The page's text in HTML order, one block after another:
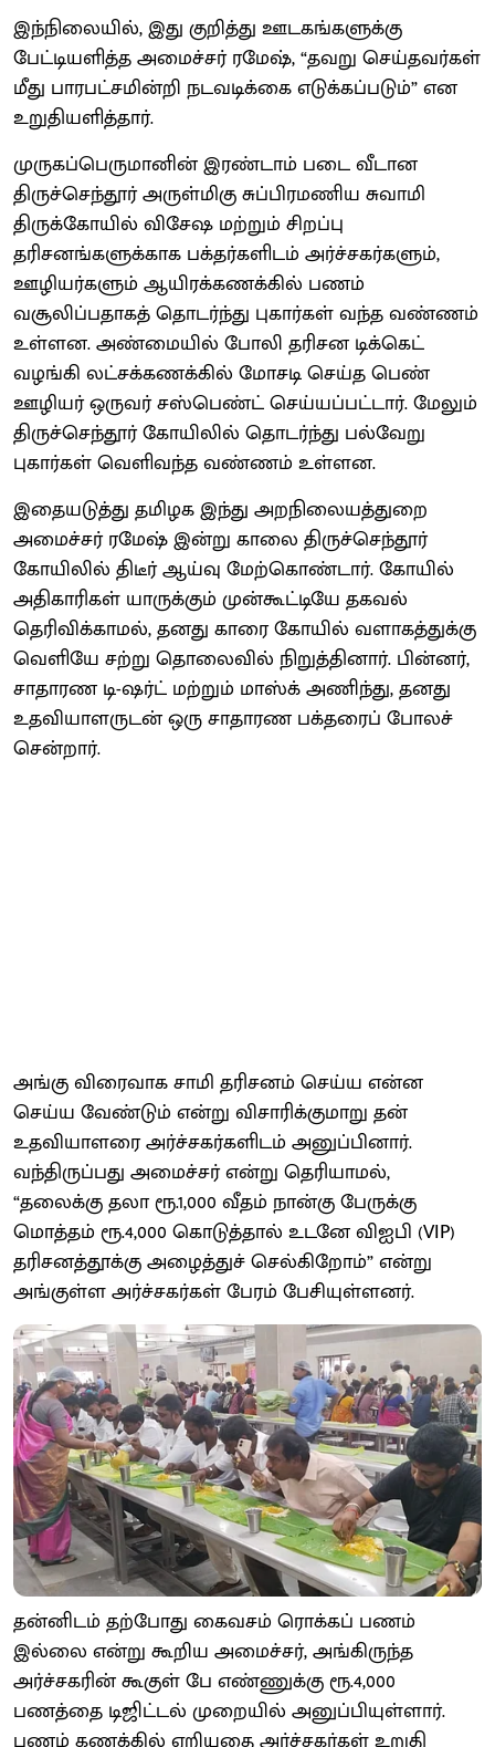
இந்நிலையில், இது குறித்து ஊடகங்களுக்கு
பேட்டியளித்த அமைச்சர் ரமேஷ், “தவறு செய்தவர்கள்
மீது பாரபட்சமின்றி நடவடிக்கை எடுக்கப்படும்” என
உறுதியளித்தார்.
முருகப்பெருமானின் இரண்டாம் படை வீடான
திருச்செந்தூர் அருள்மிகு சுப்பிரமணிய சுவாமி
திருக்கோயில் விசேஷ மற்றும் சிறப்பு
தரிசனங்களுக்காக பக்தர்களிடம் அர்ச்சகர்களும்,
ஊழியர்களும் ஆயிரக்கணக்கில் பணம்
வசூலிப்பதாகத் தொடர்ந்து புகார்கள் வந்த வண்ணம்
உள்ளன. அண்மையில் போலி தரிசன டிக்கெட்
வழங்கி லட்சக்கணக்கில் மோசடி செய்த பெண்
ஊழியர் ஒருவர் சஸ்பெண்ட் செய்யப்பட்டார். மேலும்
திருச்செந்தூர் கோயிலில் தொடர்ந்து பல்வேறு
புகார்கள் வெளிவந்த வண்ணம் உள்ளன.
இதையடுத்து தமிழக இந்து அறநிலையத்துறை
அமைச்சர் ரமேஷ் இன்று காலை திருச்செந்தூர்
கோயிலில் திடீர் ஆய்வு மேற்கொண்டார். கோயில்
அதிகாரிகள் யாருக்கும் முன்கூட்டியே தகவல்
தெரிவிக்காமல், தனது காரை கோயில் வளாகத்துக்கு
வெளியே சற்று தொலைவில் நிறுத்தினார். பின்னர்,
சாதாரண டி-ஷர்ட் மற்றும் மாஸ்க் அணிந்து, தனது
உதவியாளருடன் ஒரு சாதாரண பக்தரைப் போலச்
சென்றார்.
அங்கு விரைவாக சாமி தரிசனம் செய்ய என்ன
செய்ய வேண்டும் என்று விசாரிக்குமாறு தன்
உதவியாளரை அர்ச்சகர்களிடம் அனுப்பினார்.
வந்திருப்பது அமைச்சர் என்று தெரியாமல்,
“தலைக்கு தலா ரூ.1,000 வீதம் நான்கு பேருக்கு
மொத்தம் ரூ.4,000 கொடுத்தால் உடனே விஐபி (VIP)
தரிசனத்தூக்கு அழைத்துச் செல்கிறோம்” என்று
அங்குள்ள அர்ச்சகர்கள் பேரம் பேசியுள்ளனர்.
தன்னிடம் தற்போது கைவசம் ரொக்கப் பணம்
இல்லை என்று கூறிய அமைச்சர், அங்கிருந்த
அர்ச்சகரின் கூகுள் பே எண்ணுக்கு ரூ.4,000
பணத்தை டிஜிட்டல் முறையில் அனுப்பியுள்ளார்.